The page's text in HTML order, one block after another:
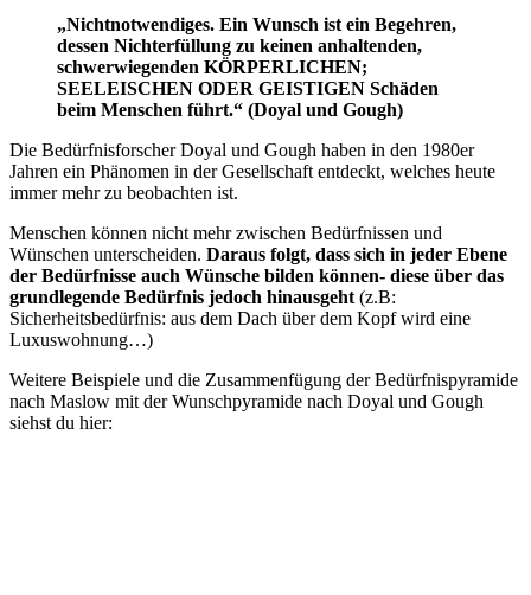
„Nichtnotwendiges. Ein Wunsch ist ein Begehren,
dessen Nichterfüllung zu keinen anhaltenden,
schwerwiegenden KÖRPERLICHEN;
SEELEISCHEN ODER GEISTIGEN Schäden
beim Menschen führt.“ (Doyal und Gough)
Die Bedürfnisforscher Doyal und Gough haben in den 1980er
Jahren ein Phänomen in der Gesellschaft entdeckt, welches heute
immer mehr zu beobachten ist.
Menschen können nicht mehr zwischen Bedürfnissen und
Wünschen unterscheiden. Daraus folgt, dass sich in jeder Ebene
der Bedürfnisse auch Wünsche bilden können- diese über das
grundlegende Bedürfnis jedoch hinausgeht (z.B:
Sicherheitsbedürfnis: aus dem Dach über dem Kopf wird eine
Luxuswohnung…)
Weitere Beispiele und die Zusammenfügung der Bedürfnispyramide
nach Maslow mit der Wunschpyramide nach Doyal und Gough
siehst du hier: